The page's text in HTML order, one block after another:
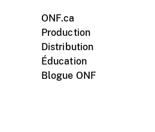
ONF.ca
Production
Distribution
Éducation
Blogue ONF